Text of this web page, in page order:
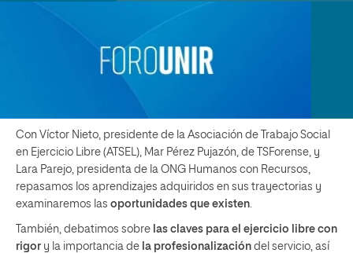
Con Víctor Nieto, presidente de la Asociación de Trabajo Social
en Ejercicio Libre (ATSEL), Mar Pérez Pujazón, de TSForense, y
Lara Parejo, presidenta de la ONG Humanos con Recursos,
repasamos los aprendizajes adquiridos en sus trayectorias y
examinaremos las oportunidades que existen.
También, debatimos sobre las claves para el ejercicio libre con
rigor y la importancia de la profesionalización del servicio, así